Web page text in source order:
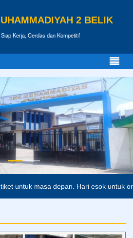
2 BELIK
Siap Kerja, Cerdas dan Kompetitif
masa depan. Hari esok untuk orang-